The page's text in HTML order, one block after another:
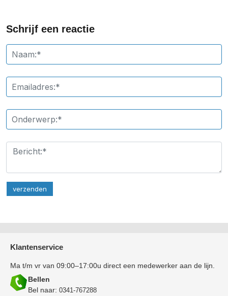
Schrijf een reactie
Klantenservice
Ma t/m vr van 09:00–17:00u direct een medewerker aan de lijn.
Bellen
Bel naar: 0341-767288